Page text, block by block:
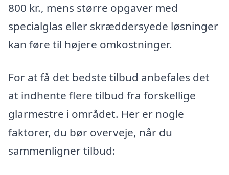
800 kr., mens større opgaver med
specialglas eller skræddersyede løsninger
kan føre til højere omkostninger.
For at få det bedste tilbud anbefales det
at indhente flere tilbud fra forskellige
glarmestre i området. Her er nogle
faktorer, du bør overveje, når du
sammenligner tilbud: